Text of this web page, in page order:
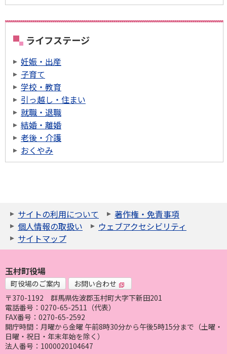
ライフステージ
妊娠・出産
子育て
学校・教育
引っ越し・住まい
就職・退職
結婚・離婚
老後・介護
おくやみ
サイトの利用について
著作権・免責事項
個人情報の取扱い
ウェブアクセシビリティ
サイトマップ
玉村町役場
町役場のご案内
お問い合わせ
〒370-1192
群馬県佐波郡玉村町大字下新田201
電話番号：0270-65-2511（代表）
FAX番号：0270-65-2592
開庁時間：月曜から金曜 午前8時30分から午後5時15分まで（土曜・
日曜・祝日・年末年始を除く）
法人番号：1000020104647